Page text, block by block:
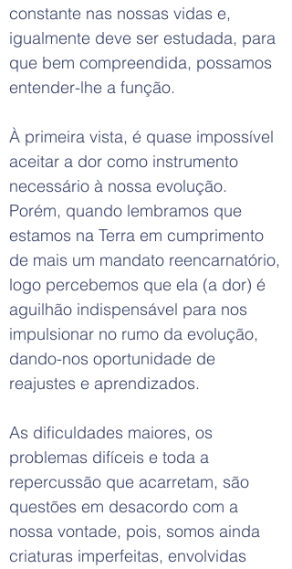
constante nas nossas vidas e,
igualmente deve ser estudada, para
que bem compreendida, possamos
entender-lhe a função.
À primeira vista, é quase impossível
aceitar a dor como instrumento
necessário à nossa evolução.
Porém, quando lembramos que
estamos na Terra em cumprimento
de mais um mandato reencarnatório,
logo percebemos que ela (a dor) é
aguilhão indispensável para nos
impulsionar no rumo da evolução,
dando-nos oportunidade de
reajustes e aprendizados.
As dificuldades maiores, os
problemas difíceis e toda a
repercussão que acarretam, são
questões em desacordo com a
nossa vontade, pois, somos ainda
criaturas imperfeitas, envolvidas